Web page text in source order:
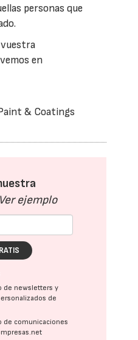
personas que
en
& Coatings
Ver ejemplo
de newsletters y
de
de comunicaciones